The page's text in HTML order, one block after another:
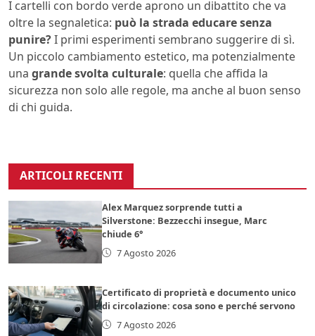
I cartelli con bordo verde aprono un dibattito che va
oltre la segnaletica: può la strada educare senza
punire?I primi esperimenti sembrano suggerire di sì.
Un piccolo cambiamento estetico, ma potenzialmente
una grande svolta culturale: quella che affida la
sicurezza non solo alle regole, ma anche al buon senso
di chi guida.
ARTICOLI RECENTI
Alex Marquez sorprende tutti a
Silverstone: Bezzecchi insegue, Marc
chiude 6°
7 Agosto 2026
Certificato di proprietà e documento unico
di circolazione: cosa sono e perché servono
7 Agosto 2026